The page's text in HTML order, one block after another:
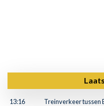
13:16
Treinverkeer tussen